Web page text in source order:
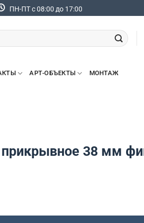
ПН-ПТ с 08:00 до 17:00
АРТ-ОБЪЕКТЫ МОНТАЖ
38 мм
Кольцо прикрывное 38 мм фигурное